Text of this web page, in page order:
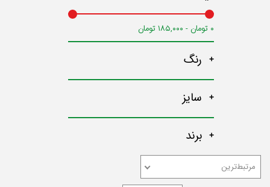
۰ تومان - ۱۸۵,۰۰۰ تومان
رنگ
سایز
برند
مرتبط‌ترین